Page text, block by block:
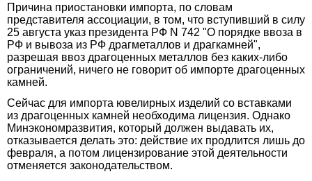
Причина приостановки импорта, по словам
представителя ассоциации, в том, что вступивший в силу
25 августа указ президента РФ N 742 "О порядке ввоза в
РФ и вывоза из РФ драгметаллов и драгкамней",
разрешая ввоз драгоценных металлов без каких-либо
ограничений, ничего не говорит об импорте драгоценных
камней.
Сейчас для импорта ювелирных изделий со вставками
из драгоценных камней необходима лицензия. Однако
Минэкономразвития, который должен выдавать их,
отказывается делать это: действие их продлится лишь до
февраля, а потом лицензирование этой деятельности
отменяется законодательством.